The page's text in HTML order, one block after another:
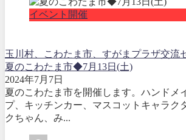
イベント開催
玉川村、こわたま市、すがまプラザ交流
夏のこわたま市◆7月13日(土)
2024年7月7日
夏のこわたま市を開催します。ハンドメ
プ、キッチンカー、マスコットキャラク
クちゃん、み...